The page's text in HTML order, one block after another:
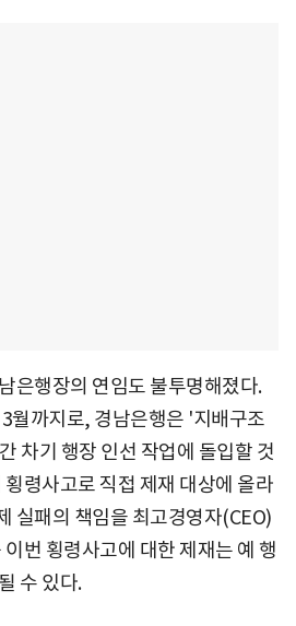
은행장의 연임도 불투명해졌다.
월까지로, 경남은행은 '지배구조
차기 행장 인선 작업에 돌입할 것
령사고로 직접 제재 대상에 올라
실패의 책임을 최고경영자(CEO)
번 횡령사고에 대한 제재는 예 행
수 있다.